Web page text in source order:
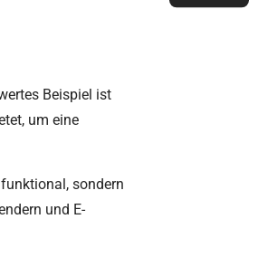
Beispiel ist
um eine
sondern
und E-